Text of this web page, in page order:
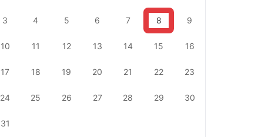
3 4 5 6 7 8 9
10 11 12 13 14 15 16
17 18 19 20 21 22 23
24 25 26 27 28 29 30
31